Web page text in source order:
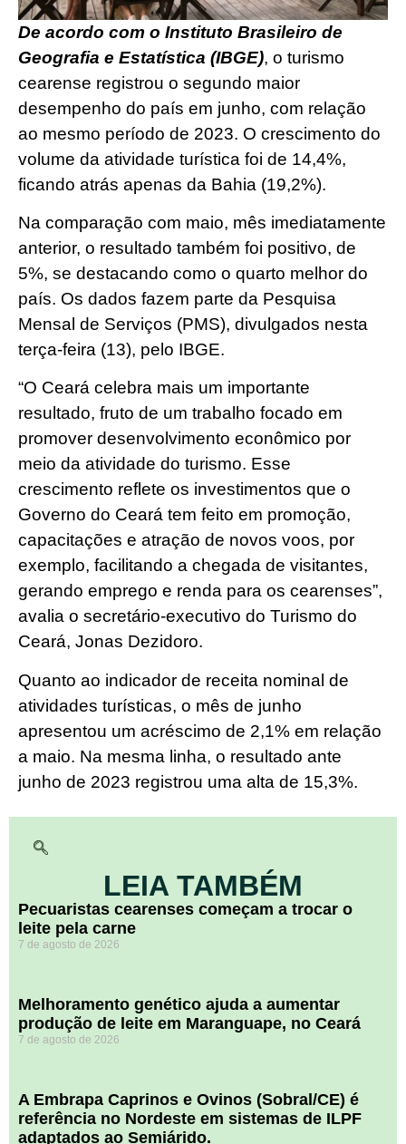
De acordo com o Instituto Brasileiro de
Geografia e Estatística (IBGE), o turismo
cearense registrou o segundo maior
desempenho do país em junho, com relação
ao mesmo período de 2023. O crescimento do
volume da atividade turística foi de 14,4%,
ficando atrás apenas da Bahia (19,2%).
Na comparação com maio, mês imediatamente
anterior, o resultado também foi positivo, de
5%, se destacando como o quarto melhor do
país. Os dados fazem parte da Pesquisa
Mensal de Serviços (PMS), divulgados nesta
terça-feira (13), pelo IBGE.
“O Ceará celebra mais um importante
resultado, fruto de um trabalho focado em
promover desenvolvimento econômico por
meio da atividade do turismo. Esse
crescimento reflete os investimentos que o
Governo do Ceará tem feito em promoção,
capacitações e atração de novos voos, por
exemplo, facilitando a chegada de visitantes,
gerando emprego e renda para os cearenses”,
avalia o secretário-executivo do Turismo do
Ceará, Jonas Dezidoro.
Quanto ao indicador de receita nominal de
atividades turísticas, o mês de junho
apresentou um acréscimo de 2,1% em relação
a maio. Na mesma linha, o resultado ante
junho de 2023 registrou uma alta de 15,3%.
LEIA TAMBÉM
Pecuaristas cearenses começam a trocar o
leite pela carne
7 de agosto de 2026
Melhoramento genético ajuda a aumentar
produção de leite em Maranguape, no Ceará
7 de agosto de 2026
A Embrapa Caprinos e Ovinos (Sobral/CE) é
referência no Nordeste em sistemas de ILPF
adaptados ao Semiárido.